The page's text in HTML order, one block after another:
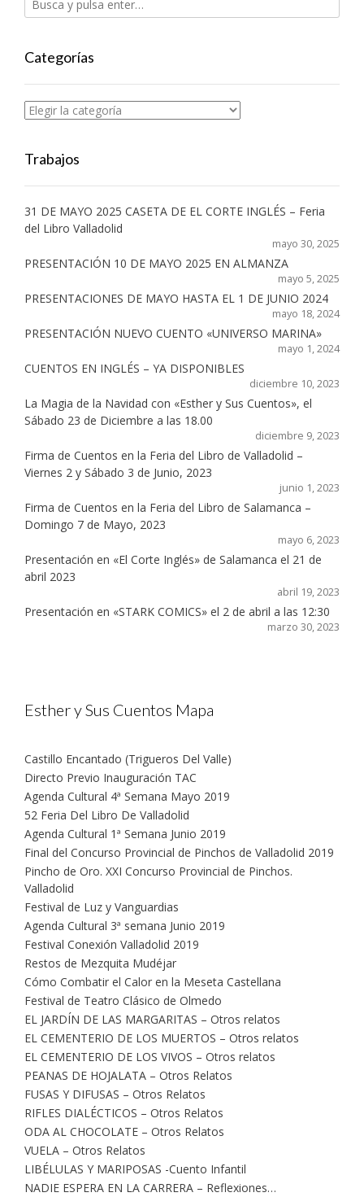
Categorías
Categorías
Trabajos
31 DE MAYO 2025 CASETA DE EL CORTE INGLÉS – Feria
del Libro Valladolid
mayo 30, 2025
PRESENTACIÓN 10 DE MAYO 2025 EN ALMANZA
mayo 5, 2025
PRESENTACIONES DE MAYO HASTA EL 1 DE JUNIO 2024
mayo 18, 2024
PRESENTACIÓN NUEVO CUENTO «UNIVERSO MARINA»
mayo 1, 2024
CUENTOS EN INGLÉS – YA DISPONIBLES
diciembre 10, 2023
La Magia de la Navidad con «Esther y Sus Cuentos», el
Sábado 23 de Diciembre a las 18.00
diciembre 9, 2023
Firma de Cuentos en la Feria del Libro de Valladolid –
Viernes 2 y Sábado 3 de Junio, 2023
junio 1, 2023
Firma de Cuentos en la Feria del Libro de Salamanca –
Domingo 7 de Mayo, 2023
mayo 6, 2023
Presentación en «El Corte Inglés» de Salamanca el 21 de
abril 2023
abril 19, 2023
Presentación en «STARK COMICS» el 2 de abril a las 12:30
marzo 30, 2023
Esther y Sus Cuentos Mapa
Castillo Encantado (Trigueros Del Valle)
Directo Previo Inauguración TAC
Agenda Cultural 4ª Semana Mayo 2019
52 Feria Del Libro De Valladolid
Agenda Cultural 1ª Semana Junio 2019
Final del Concurso Provincial de Pinchos de Valladolid 2019
Pincho de Oro. XXI Concurso Provincial de Pinchos.
Valladolid
Festival de Luz y Vanguardias
Agenda Cultural 3ª semana Junio 2019
Festival Conexión Valladolid 2019
Restos de Mezquita Mudéjar
Cómo Combatir el Calor en la Meseta Castellana
Festival de Teatro Clásico de Olmedo
EL JARDÍN DE LAS MARGARITAS – Otros relatos
EL CEMENTERIO DE LOS MUERTOS – Otros relatos
EL CEMENTERIO DE LOS VIVOS – Otros relatos
PEANAS DE HOJALATA – Otros Relatos
FUSAS Y DIFUSAS – Otros Relatos
RIFLES DIALÉCTICOS – Otros Relatos
ODA AL CHOCOLATE – Otros Relatos
VUELA – Otros Relatos
LIBÉLULAS Y MARIPOSAS -Cuento Infantil
NADIE ESPERA EN LA CARRERA – Reflexiones…